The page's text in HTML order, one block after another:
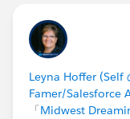
Leyna Hoffer (Self
Famer/Salesforce
「Midwest